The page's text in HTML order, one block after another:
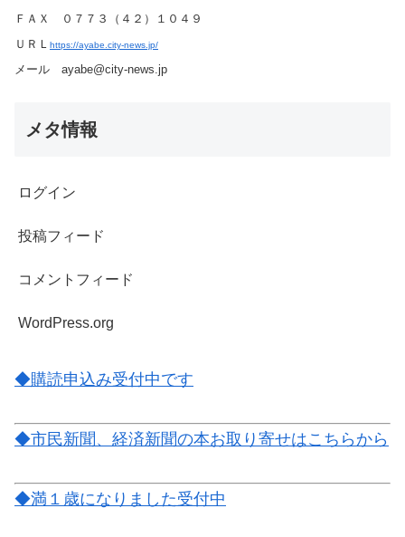
ＦＡＸ ０７７３（４２）１０４９
ＵＲＬ https://ayabe.city-news.jp/
メール ayabe@city-news.jp
メタ情報
ログイン
投稿フィード
コメントフィード
WordPress.org
◆購読申込み受付中です
◆市民新聞、経済新聞の本お取り寄せはこちらから
◆満１歳になりました受付中